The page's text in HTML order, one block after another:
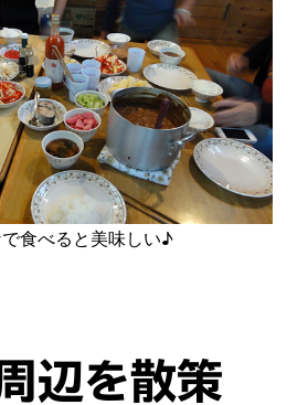
食べると美味しい♪
辺を散策